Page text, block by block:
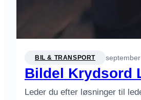
BIL & TRANSPORT
Bildel Krydsord
Leder du efter løsninger til